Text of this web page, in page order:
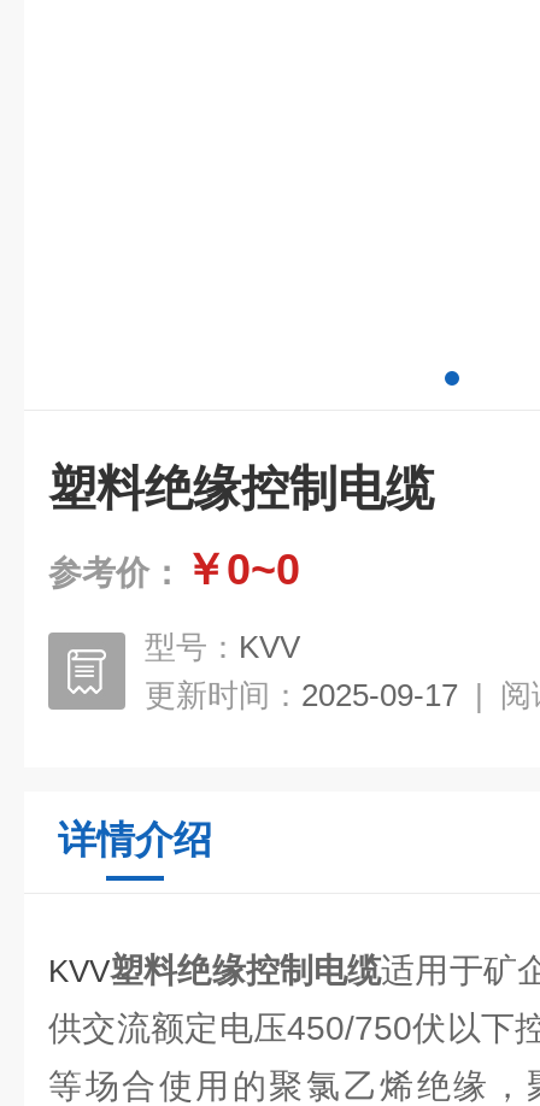
塑料绝缘控制电缆
参考价： ￥0~0
型号： KVV
更新时间： 2025-09-17 | 阅
详情介绍
KVV塑料绝缘控制电缆适用于矿
供交流额定电压450/750伏以下
等场合使用的聚氯乙烯绝缘